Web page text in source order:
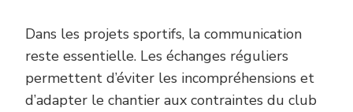
Dans les projets sportifs, la communication
reste essentielle. Les échanges réguliers
permettent d’éviter les incompréhensions et
d’adapter le chantier aux contraintes du club